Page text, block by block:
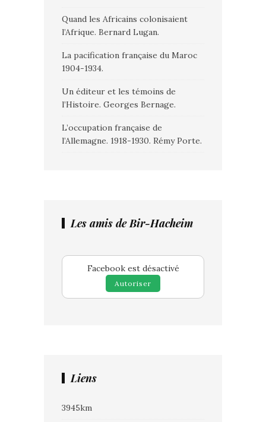
Quand les Africains colonisaient
l’Afrique. Bernard Lugan.
La pacification française du Maroc
1904-1934.
Un éditeur et les témoins de
l’Histoire. Georges Bernage.
L’occupation française de
l’Allemagne. 1918-1930. Rémy Porte.
Les amis de Bir-Hacheim
Facebook est désactivé
Autoriser
Liens
3945km